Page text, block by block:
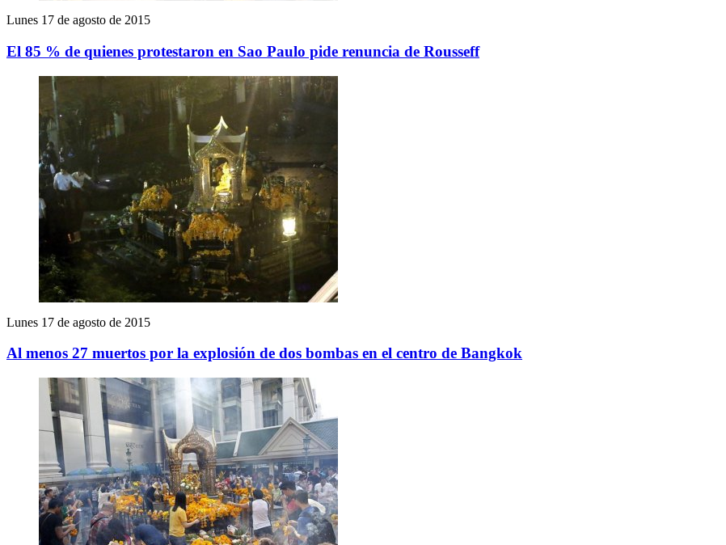
Lunes 17 de agosto de 2015
El 85 % de quienes protestaron en Sao Paulo pide renuncia de Rousseff
Lunes 17 de agosto de 2015
Al menos 27 muertos por la explosión de dos bombas en el centro de Bangkok